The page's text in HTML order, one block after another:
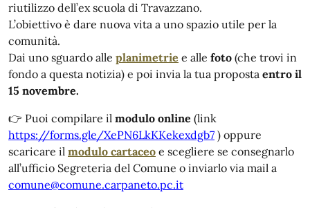
riutilizzo dell’ex scuola di Travazzano.
L’obiettivo è dare nuova vita a uno spazio utile per la
comunità.
Dai uno sguardo alle planimetrie e alle foto (che trovi in
fondo a questa notizia) e poi invia la tua proposta entro il
15 novembre.
👉 Puoi compilare il modulo online (link
https://forms.gle/XePN6LkKKekexdgb7 ) oppure
scaricare il modulo cartaceo e scegliere se consegnarlo
all’ufficio Segreteria del Comune o inviarlo via mail a
comune@comune.carpaneto.pc.it